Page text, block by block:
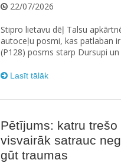
22/07/2026
Stipro lietavu dēļ Talsu
autoceļu posmi, kas patlaban
(P128) posms starp Dursupi un
Lasīt tālāk
Pētījums: katru
visvairāk satrauc
gūt traumas